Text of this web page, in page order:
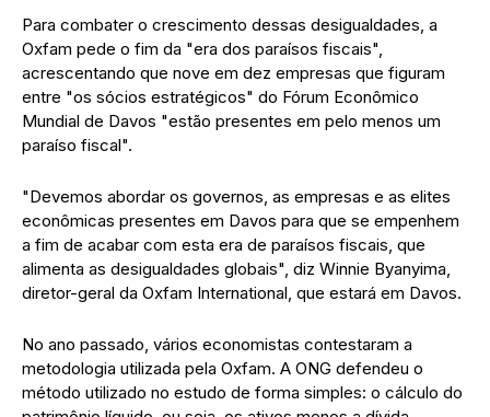
Para combater o crescimento dessas desigualdades, a
Oxfam pede o fim da "era dos paraísos fiscais",
acrescentando que nove em dez empresas que figuram
entre "os sócios estratégicos" do Fórum Econômico
Mundial de Davos "estão presentes em pelo menos um
paraíso fiscal".
"Devemos abordar os governos, as empresas e as elites
econômicas presentes em Davos para que se empenhem
a fim de acabar com esta era de paraísos fiscais, que
alimenta as desigualdades globais", diz Winnie Byanyima,
diretor-geral da Oxfam International, que estará em Davos.
No ano passado, vários economistas contestaram a
metodologia utilizada pela Oxfam. A ONG defendeu o
método utilizado no estudo de forma simples: o cálculo do